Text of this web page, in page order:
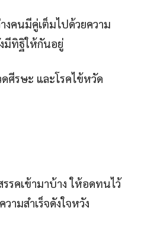
งคนมีคู่เต็มไปด้วยความ
งมีทิฐิให้กันอยู่
ศีรษะ และโรคไข้หวัด
รคเข้ามาบ้าง ให้อดทนไว้
ามสำเร็จดังใจหวัง